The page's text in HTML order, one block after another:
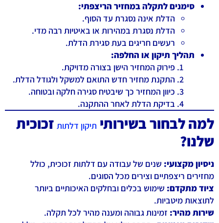
סימנים לתקלה במחזיר הריצפתי:
הדלת אינה נסגרת עד הסוף.
הדלת נסגרת במהירות או באיטיות רבה מדי.
רעשים חריגים בעת סגירת הדלת.
תהליך תיקון או החלפה:
פירוק המחזיר הישן בצורה מדויקת.
התקנת מחזיר חדש התואם למשקל ולגודל הדלת.
כיוון המחזיר כך שיבטיח סגירה חלקה ובטוחה.
בדיקת הדלת לאחר ההתקנה.
למה לבחור בשירותי תיקון דלתות זכוכית
שלנו?
ניסיון מקצועי: שנים של עבודה עם דלתות זכוכית, כולל
מחזירים ריצפתיים וצירים מכל הסוגים.
ציוד מתקדם: שימוש בכלים ובחלקים האיכותיים ביותר
לתוצאות מיטביות.
שירות מהיר: זמינות גבוהה ומענה מהיר לכל תקלה.